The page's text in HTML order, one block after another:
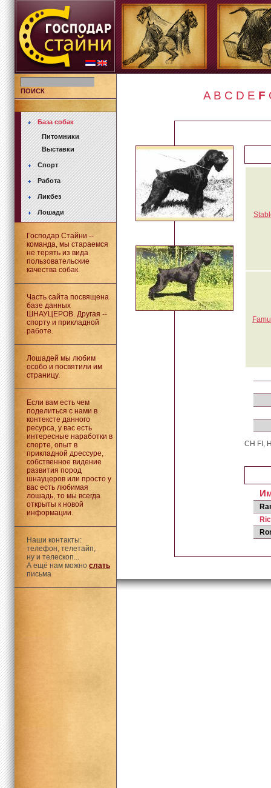
ПОИСК
База собак
Питомники
Выставки
Спорт
Работа
Ликбез
Лошади
Господар Стайни --
команда, мы стараемся
не терять из вида
пользовательские
качества собак.
Часть сайта посвящена
базе данных
ШНАУЦЕРОВ. Другая --
спорту и прикладной
работе.
Лошадей мы любим
особо и посвятили им
страницу.
Если вам есть чем
поделиться с нами в
контексте данного
ресурса, у вас есть
интересные наработки в
спорте, опыт в
прикладной дрессуре,
собственное видение
развития пород
шнауцеров или просто у
вас есть любимая
лошадь, то мы всегда
открыты к новой
информации.
Наши контакты:
телефон, телетайп,
ну и телескоп...
А ещё нам можно слать
письма
A B C D E F
CH FI,